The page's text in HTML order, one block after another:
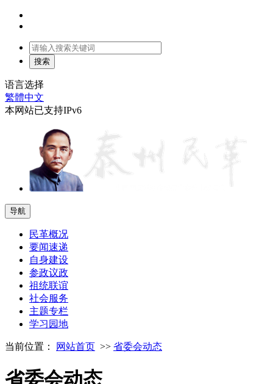
语言选择
繁體中文
本网站已支持IPv6
导航
民革概况
要闻速递
自身建设
参政议政
祖统联谊
社会服务
主题专栏
学习园地
当前位置： 网站首页 >> 省委会动态
省委会动态